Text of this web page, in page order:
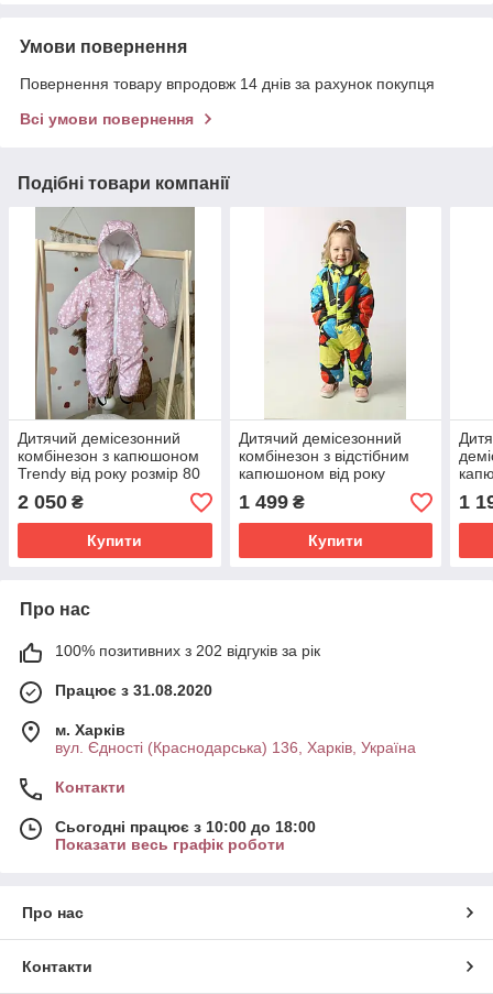
Умови повернення
Повернення товару впродовж 14 днів за рахунок покупця
Всі умови повернення
Подібні товари компанії
Дитячий демісезонний
комбінезон з капюшоном
Trendy від року розмір 80
2 050 ₴
Купити
Дитячий демісезонний
комбінезон з відстібним
капюшоном від року
розмір 80 86 92 98 Весна
Осінь
1 499₴
Купити
1
Про нас
100% позитивних з 202 відгуків за рік
Працює з 31.08.2020
м. Харків
вул. Єдності (Краснодарська) 136, Харків, Україна
Контакти
Сьогодні працює з 10:00 до 18:00
Показати весь графік роботи
Про нас
Контакти